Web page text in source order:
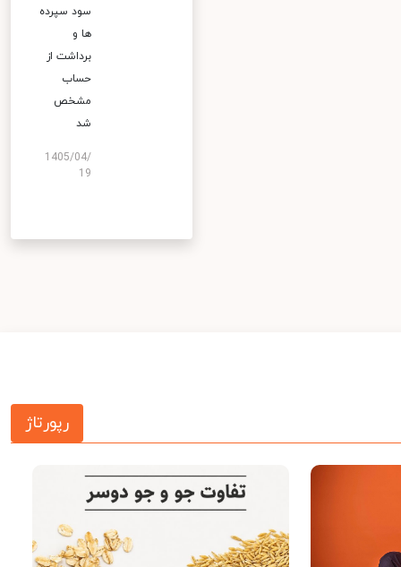
سود سپرده
ها و
برداشت از
حساب
مشخص
شد
1405/04/
19
رپورتاژ